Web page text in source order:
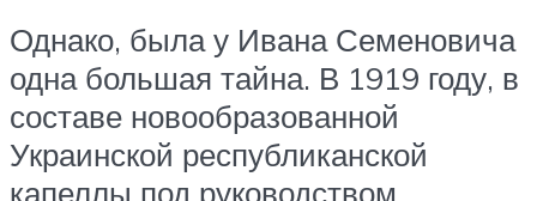
Однако, была у Ивана Семеновича
одна большая тайна. В 1919 году, в
составе новообразованной
Украинской республиканской
капеллы под руководством